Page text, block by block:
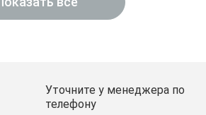
Уточните у менеджера по
телефону